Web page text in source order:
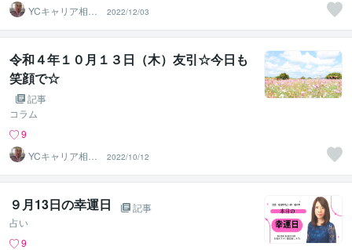
YCキャリア相談
2022/12/03
令和４年１０月１３日（木）友引☆今日も
笑顔で☆
記事
コラム
9
YCキャリア相談
2022/10/12
９月13日の幸運日
記事
占い
9